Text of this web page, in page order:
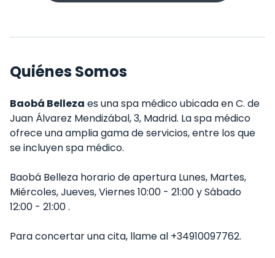
Quiénes Somos
Baobá Belleza es una spa médico ubicada en C. de
Juan Álvarez Mendizábal, 3, Madrid. La spa médico
ofrece una amplia gama de servicios, entre los que
se incluyen spa médico.
Baobá Belleza horario de apertura Lunes, Martes,
Miércoles, Jueves, Viernes 10:00 - 21:00 y Sábado
12:00 - 21:00 .
Para concertar una cita, llame al +34910097762.